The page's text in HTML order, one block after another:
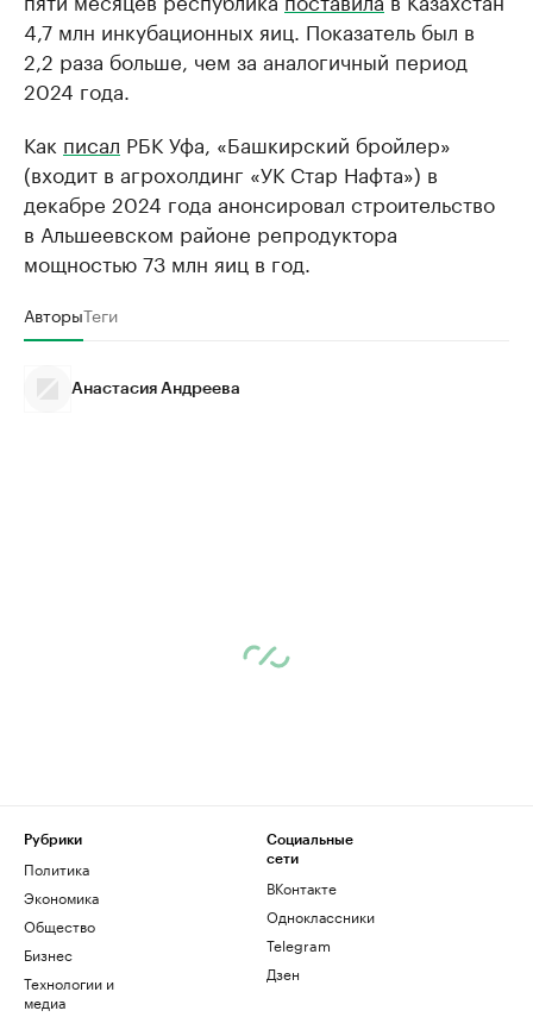
4,7 млн инкубационных яиц. Показатель был в
2,2 раза больше, чем за аналогичный период
2024 года.
Как писал РБК Уфа, «Башкирский бройлер»
(входит в агрохолдинг «УК Стар Нафта») в
декабре 2024 года анонсировал строительство
в Альшеевском районе репродуктора
мощностью 73 млн яиц в год.
АвторыТеги
Анастасия Андреева
Рубрики
Политика
Экономика
Общество
Бизнес
Технологии и
медиа
Социальные
сети
ВКонтакте
Одноклассники
Telegram
Дзен